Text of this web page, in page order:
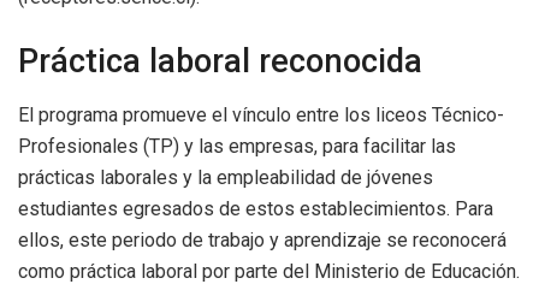
Práctica laboral reconocida
El programa promueve el vínculo entre los liceos Técnico-
Profesionales (TP) y las empresas, para facilitar las
prácticas laborales y la empleabilidad de jóvenes
estudiantes egresados de estos establecimientos. Para
ellos, este periodo de trabajo y aprendizaje se reconocerá
como práctica laboral por parte del Ministerio de Educación.